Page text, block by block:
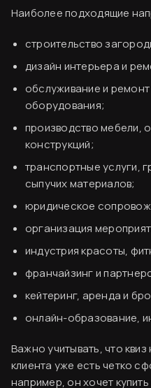
Наиболее подходящие
строительство
дизайн интерьера и
обслуживание и
оборудования;
производство мебели,
конструкций;
транспортные услуги,
сыпучих материалов;
юридическое
организация
индустрия красоты,
франчайзинг и
кейтеринг, аренда и
онлайн-образование,
Важно учитывать, что
клиента уже есть четко
например, он хочет